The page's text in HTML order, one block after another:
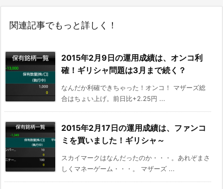
関連記事でもっと詳しく！
2015年2月9日の運用成績は、オンコ利
確！ギリシャ問題は3月まで続く？
なんだか利確できちゃった！オンコ！ マザーズ総
合はちょい上げ。前日比+2.25円 ...
2015年2月17日の運用成績は、ファンコ
ミを買いました！ギリシャ～
スカイマークはなんだったのか・・・。あれぞまさ
しくマネーゲーム・・・。 マザーズ ...